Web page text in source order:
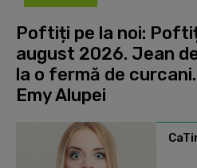
Poftiți pe la noi:
august 2026. Jean
la o fermă de
Emy Alupei